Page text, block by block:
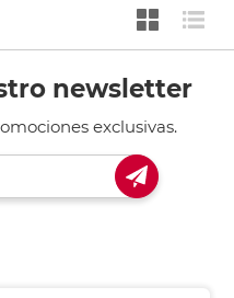
newsletter
exclusivas.